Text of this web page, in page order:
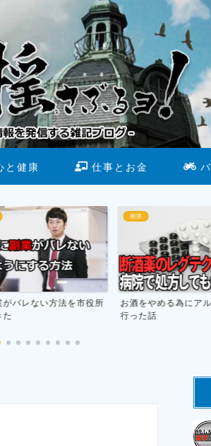
健康 仕事とお金
バレない方法を市役所
断酒
お酒をやめる為にアル
行った話